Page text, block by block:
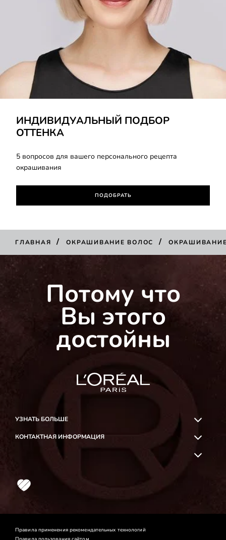
ИНДИВИДУАЛЬНЫЙ ПОДБОР
ОТТЕНКА
5 вопросов для вашего персонального рецепта
окрашивания
ПОДОБРАТЬ
ГЛАВНАЯ / ОКРАШИВАНИЕ ВОЛОС /
Потому что
Вы этого
достойны
УЗНАТЬ БОЛЬШЕ
КОНТАКТНАЯ ИНФОРМАЦИЯ
Правила применения рекомендательных технологий